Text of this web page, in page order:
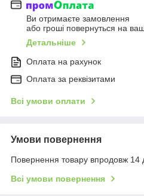
Ви отримаєте замовлення
або гроші повернуться на
Детальніше
Оплата на рахунок
Оплата за реквізитами
Всі умови оплати
Умови повернення
Повернення товару впродовж 14
Всі умови повернення